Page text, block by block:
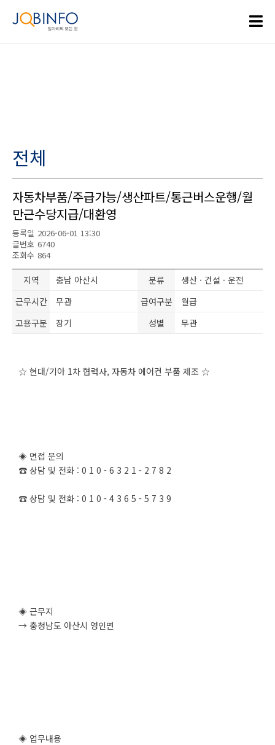
전체
자동차부품/주급가능/생산파트/통근버스운행/월
만근수당지급/대환영
등록일 2026-06-01 13:30
글번호 6740
조회수 864
지역 충남 아산시 분류
생산 · 건설 · 운전
근무시간
무관 급여구분
월급
고용구분
장기 성별 무관
☆ 현대/기아 1차 협력사, 자동차 에어컨 부품 제조 ☆
◈ 면접 문의
☎ 상담 및 전화 : 0 1 0 - 6 3 2 1 - 2 7 8 2
☎ 상담 및 전화 : 0 1 0 - 4 3 6 5 - 5 7 3 9
◈ 근무지
→ 충청남도 아산시 영인면
◈ 업무내용